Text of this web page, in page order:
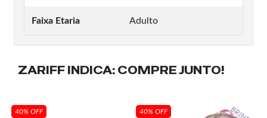
Faixa Etaria Adulto
ZARIFF INDICA: COMPRE JUNTO!
40% OFF 40% OFF